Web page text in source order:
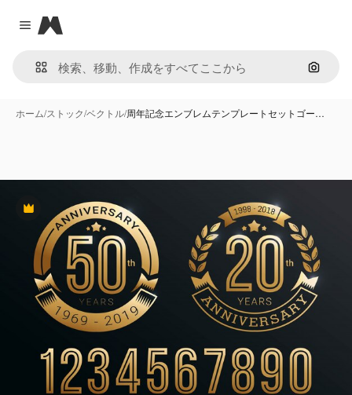
Close menu
Magnific
画像で
ホーム/ストック/ベクトル/周年記念エンブレムテンプレートセットゴー…
Premium